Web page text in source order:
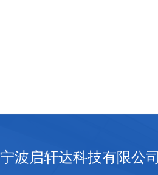
宁波启轩达科技有限公司